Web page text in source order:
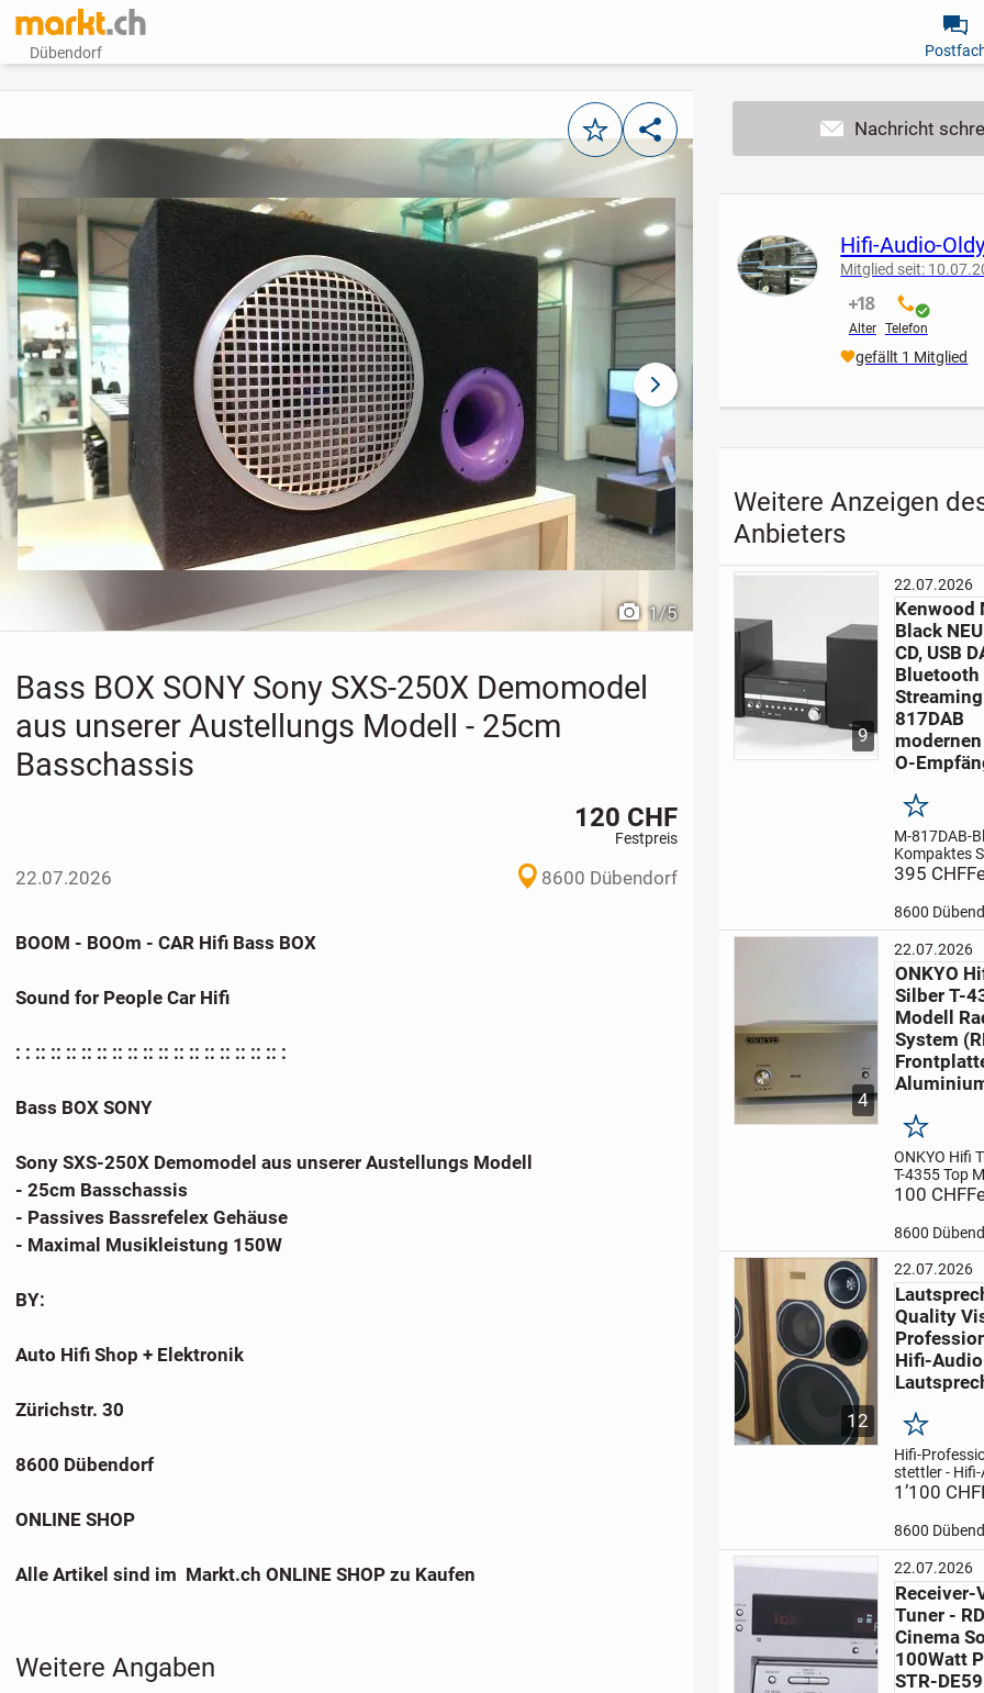
Dübendorf
MerkenTeilen
vorheriges Bild
1/5
nächstes Bild
Bass BOX SONY Sony SXS-250X Demomodel
aus unserer Austellungs Modell - 25cm
Basschassis
120 CHF
Festpreis
22.07.2026 8600 Dübendorf
BOOM - BOOm - CAR Hifi Bass BOX
Sound for People Car Hifi
: : :: :: :: :: :: :: :: :: :: :: :: :: :: :: :: :: :
Bass BOX SONY
Sony SXS-250X Demomodel aus unserer Austellungs Modell
- 25cm Basschassis
- Passives Bassrefelex Gehäuse
- Maximal Musikleistung 150W
BY:
Auto Hifi Shop + Elektronik
Zürichstr. 30
8600 Dübendorf
ONLINE SHOP
Alle Artikel sind im Markt.ch ONLINE SHOP zu Kaufen
Weitere Angaben
Hifi-Audio-
Mitglied seit:
Alter
nicht verifiziert
Telefon
verifiziert
gefällt 1 Mitglied
Weitere Anzeigen
Anbieters
9
22.07.2026
Kenwood
Black
CD, USB
Bluetooth
817DAB
modernen
O-
Merken
M-817DAB-
Kompaktes
System mit
sowie DAB+
Bluetooth
817DAB ist
modernen
Empfänger
und
kabellose...
395 CHF
8600
4
22.07.2026
ONKYO
Silber T-
Modell
System
Merken
ONKYO Hifi
T-4355 Top
FM/AM-
und
zu 20 FM/10
Sendern-
100 CHF
8600
12
22.07.2026
Quality
Hifi-
Merken
Hifi-
stettler - Hifi-
Lautsprecher
Festpreis
8600
Lautsprecher
System
Hell Edition...
1’100 CHF
8600
22.07.2026
Receiver-
Tuner -
Cinema
100Watt
STR-